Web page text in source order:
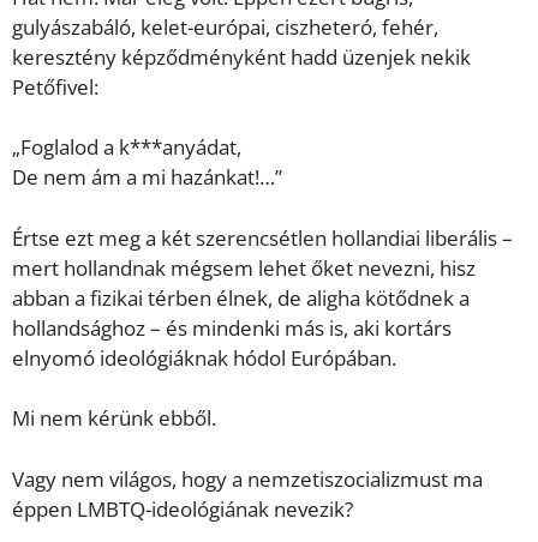
gulyászabáló, kelet-európai, ciszheteró, fehér,
keresztény képződményként hadd üzenjek nekik
Petőfivel:
„Foglalod a k***anyádat,
De nem ám a mi hazánkat!…”
Értse ezt meg a két szerencsétlen hollandiai liberális –
mert hollandnak mégsem lehet őket nevezni, hisz
abban a fizikai térben élnek, de aligha kötődnek a
hollandsághoz – és mindenki más is, aki kortárs
elnyomó ideológiáknak hódol Európában.
Mi nem kérünk ebből.
Vagy nem világos, hogy a nemzetiszocializmust ma
éppen LMBTQ-ideológiának nevezik?